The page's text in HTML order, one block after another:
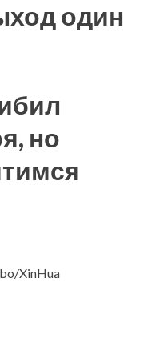
один
но
XinHua